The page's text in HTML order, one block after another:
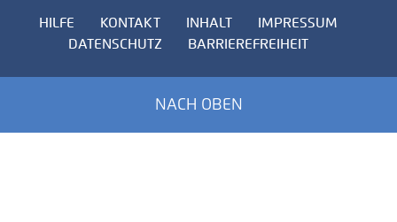
HILFE KONTAKT INHALT
IMPRESSUM
DATENSCHUTZ
BARRIEREFREIHEIT
NACH OBEN